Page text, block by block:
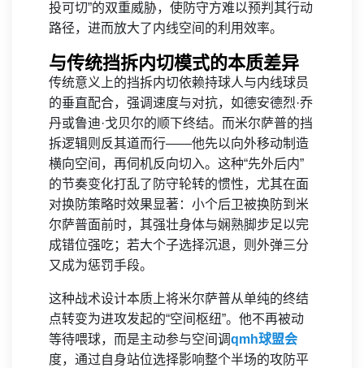
投可切”的双重威胁，使防守方难以预判其行动
路径，进而放大了内线空间的利用效率。
与传统挡拆内切模式的本质差异
传统意义上的挡拆内切依赖持球人与内线球员
的垂直配合，强调速度与对抗，如德安德烈·乔
丹或鲁迪·戈贝尔的顺下终结。而米尔萨普的挡
拆逻辑则反其道而行——他先以向外移动制造
横向空间，再伺机反向切入。这种“先外后内”
的节奏变化打乱了防守轮转的惯性，尤其在面
对换防策略时效果显著：小个后卫被换防到米
尔萨普面前时，其强壮身体与娴熟脚步足以完
成错位强吃；若大个子选择沉退，则外弹三分
又成为惩罚手段。
这种战术设计本质上将米尔萨普从单纯的终结
点转变为进攻发起的“空间枢纽”。他不再被动
等待喂球，而是主动参与空间调qmh球盟会
度，通过自身站位选择影响整个半场的攻防平